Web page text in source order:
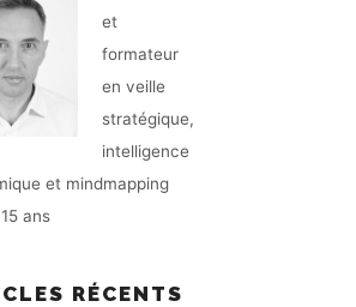
et
formateur
en veille
stratégique,
intelligence
et mindmapping
ans
RÉCENTS